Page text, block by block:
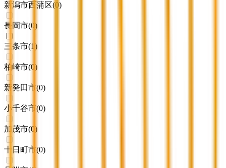
新潟市西蒲区(0)
長岡市(0)
三条市(1 )
柏崎市(0)
新発田市(0)
小千谷市(0)
加茂市(0)
十日町市(0)